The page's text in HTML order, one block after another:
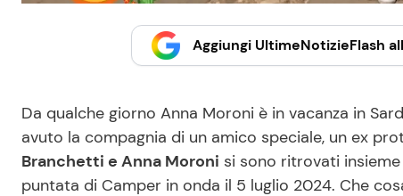
Aggiungi UltimeNotizieFlash
Da qualche giorno Anna Moroni è in vacanza in
avuto la compagnia di un amico speciale, un ex
Branchetti e Anna Moroni si sono ritrovati
puntata di Camper in onda il 5 luglio 2024. Che